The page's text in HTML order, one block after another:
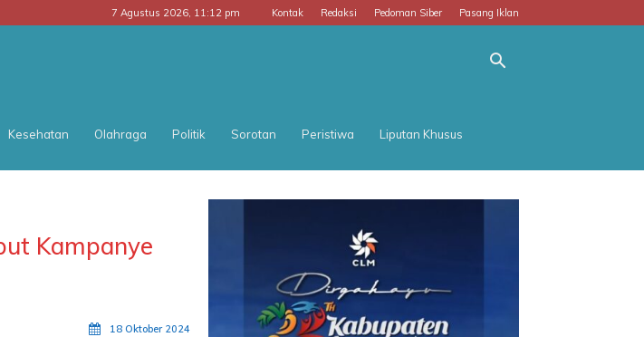
7 Agustus 2026, 11:12 pm Kontak Redaksi Pedoman Siber Pasang Iklan
Kesehatan Olahraga Politik Sorotan Peristiwa Liputan Khusus
Kampanye
18 Oktober 2024